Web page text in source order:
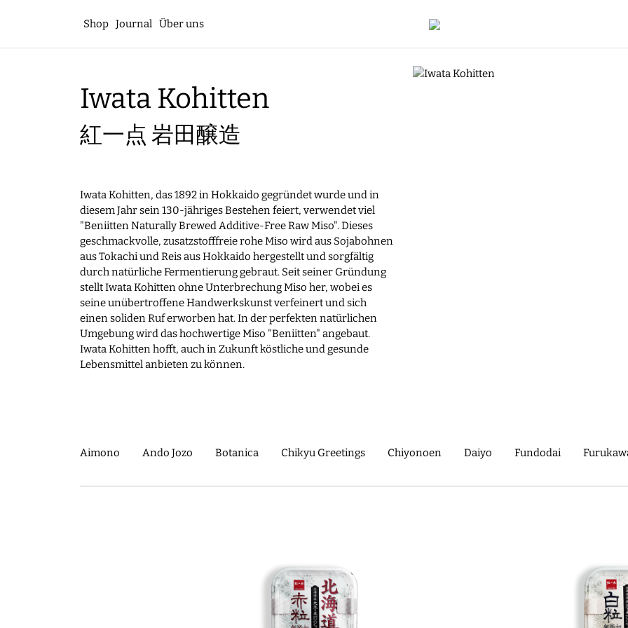
Shop Journal Über uns
Iwata Kohitten
紅一点 岩田醸造
Iwata Kohitten, das 1892 in Hokkaido gegründet wurde und in
diesem Jahr sein 130-jähriges Bestehen feiert, verwendet viel
"Beniitten Naturally Brewed Additive-Free Raw Miso". Dieses
geschmackvolle, zusatzstofffreie rohe Miso wird aus Sojabohnen
aus Tokachi und Reis aus Hokkaido hergestellt und sorgfältig
durch natürliche Fermentierung gebraut. Seit seiner Gründung
stellt Iwata Kohitten ohne Unterbrechung Miso her, wobei es
seine unübertroffene Handwerkskunst verfeinert und sich
einen soliden Ruf erworben hat. In der perfekten natürlichen
Umgebung wird das hochwertige Miso "Beniitten" angebaut.
Iwata Kohitten hofft, auch in Zukunft köstliche und gesunde
Lebensmittel anbieten zu können.
Aimono Ando Jozo Botanica Chikyu Greetings Chiyonoen Daiyo Fundodai